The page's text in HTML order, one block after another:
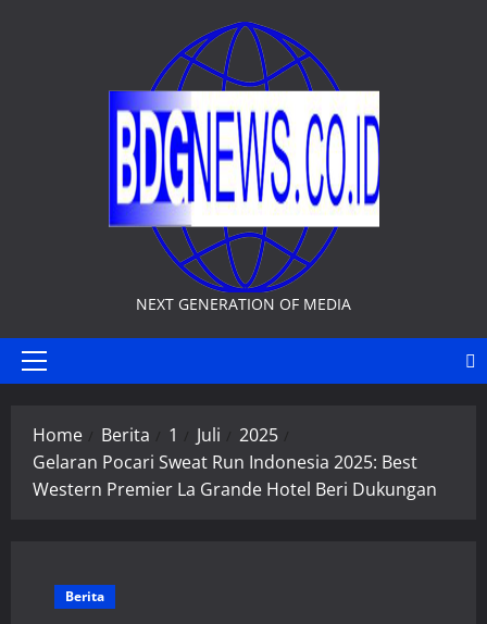
NEXT GENERATION OF MEDIA
Primary
Home Berita 1 Juli
2025
Gelaran Pocari Sweat Run Indonesia 2025: Best
Western Premier La Grande Hotel Beri Dukungan
Berita